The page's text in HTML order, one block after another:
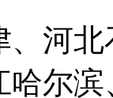
河
哈尔